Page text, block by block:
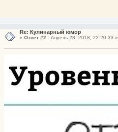
Re: Кулинарный юмор
« Ответ #2 :Апрель 28, 2018, 22:20:33 »